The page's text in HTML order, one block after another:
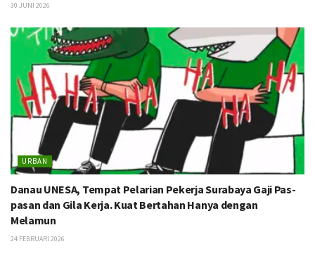
30 JUNI 2026
URBAN
Danau UNESA, Tempat Pelarian Pekerja Surabaya Gaji Pas-
pasan dan Gila Kerja. Kuat Bertahan Hanya dengan
Melamun
24 FEBRUARI 2026